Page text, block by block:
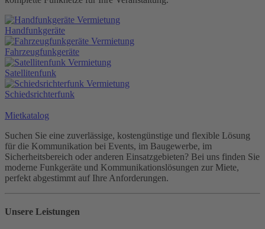
Handfunkgeräte
Fahrzeugfunkgeräte
Satellitenfunk
Schiedsrichterfunk
Mietkatalog
Suchen Sie eine zuverlässige, kostengünstige und flexible Lösung
für die Kommunikation bei Events, im Baugewerbe, im
Sicherheitsbereich oder anderen Einsatzgebieten? Bei uns finden Sie
moderne Funkgeräte und Kommunikationslösungen zur Miete,
perfekt abgestimmt auf Ihre Anforderungen.
Unsere Leistungen